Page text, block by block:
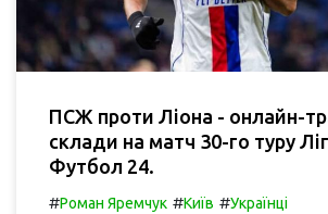
ПСЖ проти Ліона - онлайн-
склади на матч 30-го туру
Футбол 24.
#Роман Яремчук #Київ #Українці